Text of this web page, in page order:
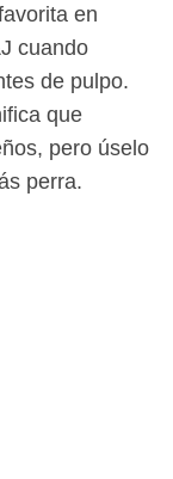
en
cuando
de pulpo.
que
pero úselo
perra.